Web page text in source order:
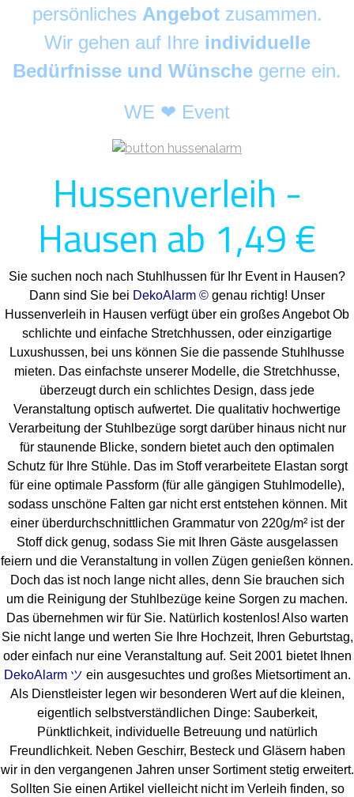
persönliches Angebot zusammen.
Wir gehen auf Ihre individuelle
Bedürfnisse und Wünsche gerne ein.
WE ❤ Event
Hussenverleih -
Hausen ab 1,49 €
Sie suchen noch nach Stuhlhussen für Ihr Event in Hausen?
Dann sind Sie bei DekoAlarm © genau richtig! Unser
Hussenverleih in Hausen verfügt über ein großes Angebot Ob
schlichte und einfache Stretchhussen, oder einzigartige
Luxushussen, bei uns können Sie die passende Stuhlhusse
mieten. Das einfachste unserer Modelle, die Stretchhusse,
überzeugt durch ein schlichtes Design, dass jede
Veranstaltung optisch aufwertet. Die qualitativ hochwertige
Verarbeitung der Stuhlbezüge sorgt darüber hinaus nicht nur
für staunende Blicke, sondern bietet auch den optimalen
Schutz für Ihre Stühle. Das im Stoff verarbeitete Elastan sorgt
für eine optimale Passform (für alle gängigen Stuhlmodelle),
sodass unschöne Falten gar nicht erst entstehen können. Mit
einer überdurchschnittlichen Grammatur von 220g/m² ist der
Stoff dick genug, sodass Sie mit Ihren Gäste ausgelassen
feiern und die Veranstaltung in vollen Zügen genießen können.
Doch das ist noch lange nicht alles, denn Sie brauchen sich
um die Reinigung der Stuhlbezüge keine Sorgen zu machen.
Das übernehmen wir für Sie. Natürlich kostenlos! Also warten
Sie nicht lange und werten Sie Ihre Hochzeit, Ihren Geburtstag,
oder einfach nur eine Veranstaltung auf. Seit 2001 bietet Ihnen
DekoAlarm ツ ein ausgesuchtes und großes Mietsortiment an.
Als Dienstleister legen wir besonderen Wert auf die kleinen,
eigentlich selbstverständlichen Dinge: Sauberkeit,
Pünktlichkeit, individuelle Betreuung und natürlich
Freundlichkeit. Neben Geschirr, Besteck und Gläsern haben
wir in den vergangenen Jahren unser Sortiment stetig erweitert.
Sollten Sie einen Artikel vielleicht nicht im Verleih finden, so